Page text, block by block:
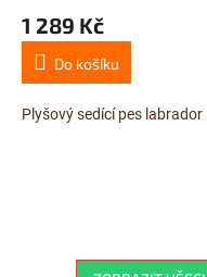
produktu
5,0
5
1 289 Kč
Do košíku
Plyšový sedící pes labrador